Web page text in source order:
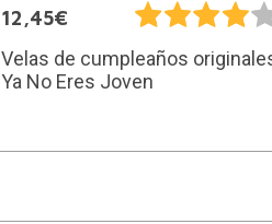
12,45€
Velas de cumpleaños
Ya No Eres Joven